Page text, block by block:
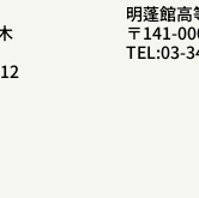
明蓬館
〒141-
TEL:03-